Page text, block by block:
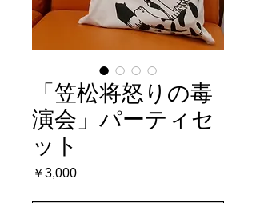
「笠松将怒りの毒
演会」パーティセ
ット
￥3,000価